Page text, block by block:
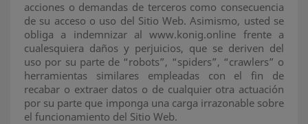
acciones o demandas de terceros como consecuencia
de su acceso o uso del Sitio Web. Asimismo, usted se
obliga a indemnizar al www.konig.online frente a
cualesquiera daños y perjuicios, que se deriven del
uso por su parte de “robots”, “spiders”, “crawlers” o
herramientas similares empleadas con el fin de
recabar o extraer datos o de cualquier otra actuación
por su parte que imponga una carga irrazonable sobre
el funcionamiento del Sitio Web.